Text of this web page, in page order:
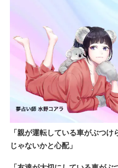
「親が運転している車がぶつ
じゃないかと心配」